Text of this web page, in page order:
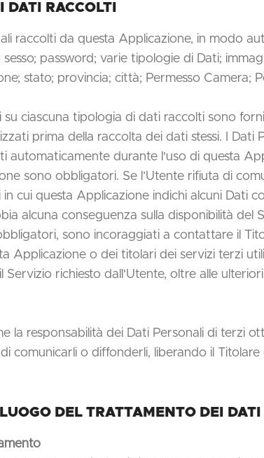
DATI RACCOLTI
raccolti da questa Applicazione, in modo
password; varie tipologie di Dati;
stato; provincia; città; Permesso Camera;
su ciascuna tipologia di dati raccolti sono
prima della raccolta dei dati stessi. I
automaticamente durante l'uso di questa
sono obbligatori. Se l’Utente rifiuta di
in cui questa Applicazione indichi alcuni Dati
alcuna conseguenza sulla disponibilità
sono incoraggiati a contattare il
Applicazione o dei titolari dei servizi terzi
Servizio richiesto dall'Utente, oltre alle
la responsabilità dei Dati Personali di terzi
comunicarli o diffonderli, liberando il
DEL TRATTAMENTO DEI DATI